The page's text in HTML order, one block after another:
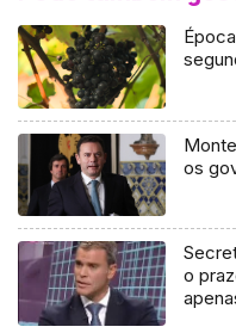
os
o